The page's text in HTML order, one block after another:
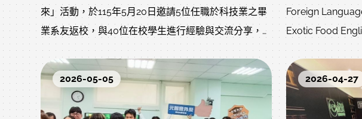
來」活動，於115年5月20日邀請5位任職於科技業之畢
業系友返校，與40位在校學生進行經驗與交流分享，
藉由職場經驗傳承，協助學生探索未來職涯方向，提升
就業競爭力，並提供未來學習重點建議。
Foreign
Exotic Food
國料理！和外籍
常見的異國美食
邊認識不同文化
胃！世界美食邊
2026-05-05 2026-04-27